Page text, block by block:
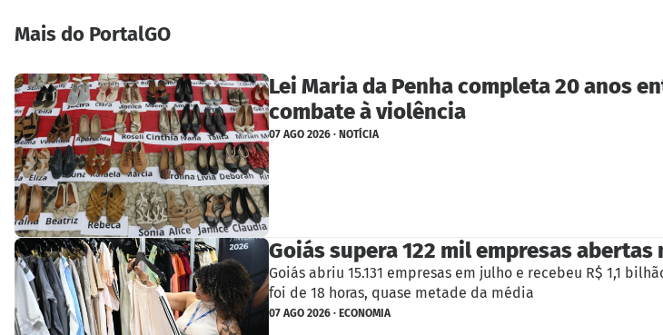
Mais do PortalGO
Lei Maria da Penha completa 20 anos
combate à violência
07 AGO 2026 · NOTÍCIA
Goiás supera 122 mil empresas
Goiás abriu 15.131 empresas em julho e recebeu R$ 1,1
foi de 18 horas, quase metade da média
07 AGO 2026 · ECONOMIA